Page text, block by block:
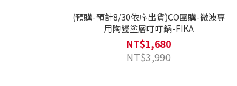
(預購-預計8/30依序出貨)CO團購-微波專
用陶瓷塗層叮叮鍋-FIKA
NT$1,680
NT$3,990